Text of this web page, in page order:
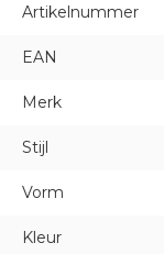
Artikelnummer
EAN
Merk
Stijl
Vorm
Kleur